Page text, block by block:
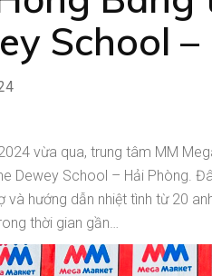
School
vừa qua, trung tâm MM
Dewey School – Hải Phòng.
và hướng dẫn nhiệt tình từ 20
thời gian gần…